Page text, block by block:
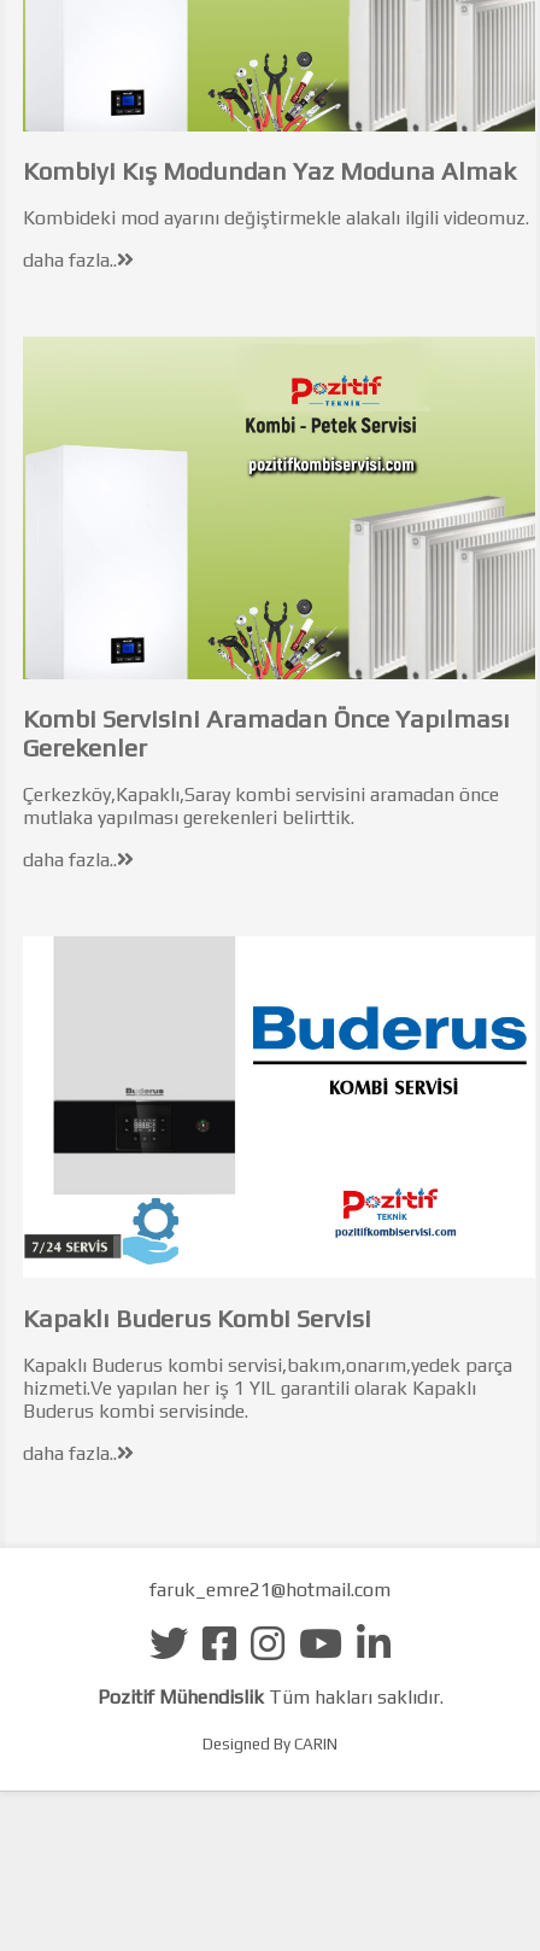
Kombiyi Kış Modundan Yaz Moduna Almak
Kombideki mod ayarını değiştirmekle alakalı ilgili videomuz.
daha fazla..
Kombi Servisini Aramadan Önce Yapılması
Gerekenler
Çerkezköy,Kapaklı,Saray kombi servisini aramadan önce
mutlaka yapılması gerekenleri belirttik.
daha fazla..
Kapaklı Buderus Kombi Servisi
Kapaklı Buderus kombi servisi,bakım,onarım,yedek parça
hizmeti.Ve yapılan her iş 1 YIL garantili olarak Kapaklı
Buderus kombi servisinde.
daha fazla..
faruk_emre21@hotmail.com
Pozitif MühendislikTüm hakları saklıdır.
Designed By CARIN